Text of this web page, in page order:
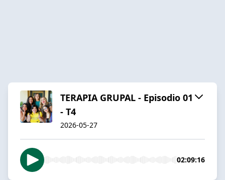
TERAPIA GRUPAL - Episodio 01
- T4
2026-05-27
02:09:16